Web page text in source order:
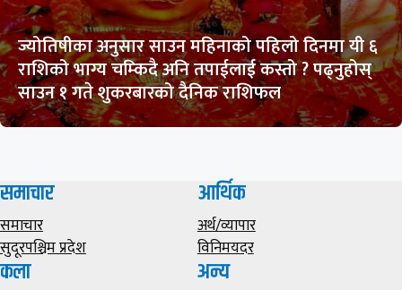
ज्योतिषीका अनुसार साउन महिनाको पहिलो दिनमा यी ६
राशिको भाग्य चम्किदै अनि तपाईलाई कस्तो ? पढ्नुहोस्
साउन १ गते शुकरबारको दैनिक राशिफल
समाचार
समाचार
सुदूरपश्चिम प्रदेश
आर्थिक
अर्थ/व्यापार
विनिमयदर
कला अन्य